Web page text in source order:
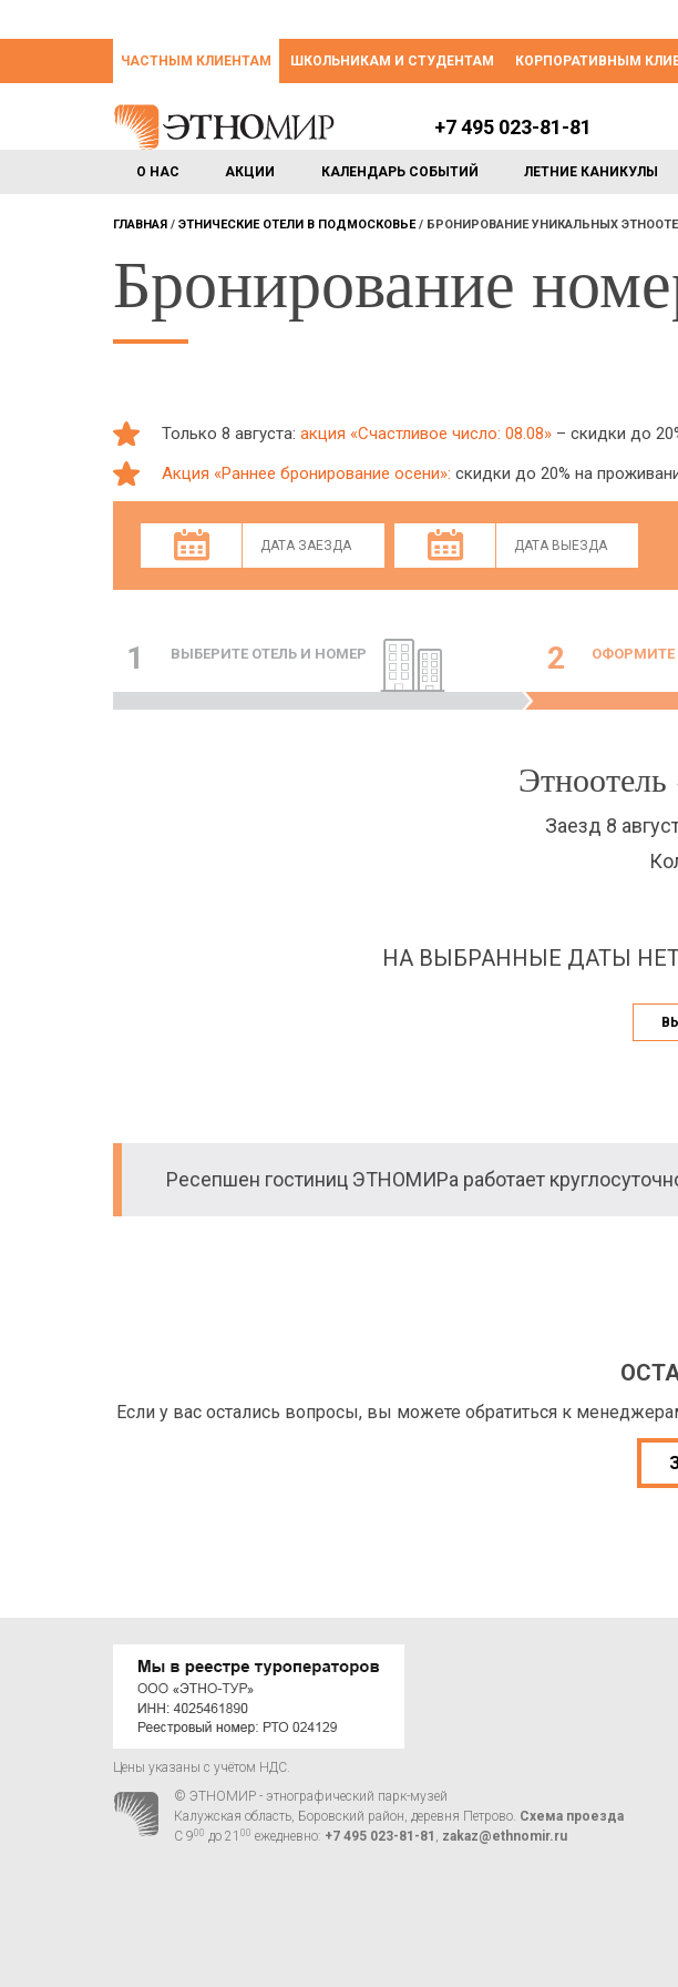
ЧАСТНЫМ КЛИЕНТАМ ШКОЛЬНИКАМ И СТУДЕНТАМ КОРПОРАТИВНЫМ
О НАС АКЦИИ КАЛЕНДАРЬ СОБЫТИЙ ЛЕТНИЕ КАНИКУЛЫ
+7 495 023-81-81
ГЛАВНАЯ ЭТНИЧЕСКИЕ ОТЕЛИ В ПОДМОСКОВЬЕ БРОНИРОВАНИЕ УНИКАЛЬНЫХ
Бронирование
Только 8 августа: акция «Счастливое число: 08.08» – скидки до
Акция «Раннее бронирование осени»: скидки до 20% на
1 ВЫБЕРИТЕ ОТЕЛЬ И НОМЕР 2 ОФОРМИТЕ
Заезд 8
НА ВЫБРАННЫЕ ДАТЫ
Ресепшен гостиниц ЭТНОМИРа работает
Если у вас остались вопросы, вы можете обратиться к
Цены указаны с учётом НДС.
© ЭТНОМИР - этнографический парк-музей
Калужская область, Боровский район, деревня Петрово. Схема проезда
С 900 до 21 00 ежедневно: +7 495 023-81-81 , zakaz@ethnomir.ru